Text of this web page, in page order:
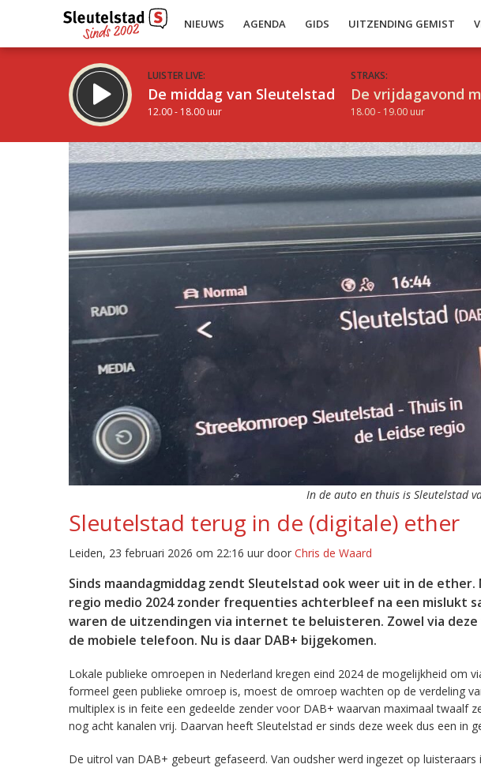
NIEUWS AGENDA GIDS UITZENDING GEMIST
LUISTER LIVE:
De middag van Sleutelstad
12.00 - 18.00 uur
STRAKS:
De vrijdagavond
18.00 - 19.00 uur
In de auto en thuis is Sleutelstad
Sleutelstad terug in de (digitale) ether
Leiden, 23 februari 2026 om 22:16 uur door Chris de Waard
Sinds maandagmiddag zendt Sleutelstad ook weer uit in de
regio medio 2024 zonder frequenties achterbleef na een mislukt
waren de uitzendingen via internet te beluisteren. Zowel via
de mobiele telefoon. Nu is daar DAB+ bijgekomen.
Lokale publieke omroepen in Nederland kregen eind 2024 de mogelijkheid om
formeel geen publieke omroep is, moest de omroep wachten op de verdeling
multiplex is in feite een gedeelde zender voor DAB+ waarvan maximaal twaalf
nog acht kanalen vrij. Daarvan heeft Sleutelstad er sinds deze week dus een in
De uitrol van DAB+ gebeurt gefaseerd. Van oudsher werd ingezet op